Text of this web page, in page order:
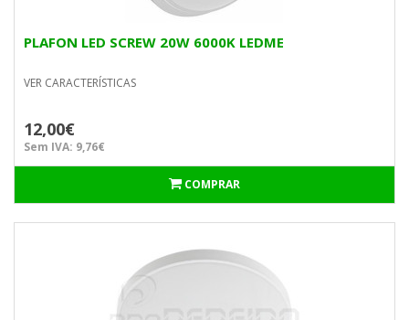
PLAFON LED SCREW 20W 6000K LEDME
VER CARACTERÍSTICAS
12,00€
Sem IVA: 9,76€
COMPRAR